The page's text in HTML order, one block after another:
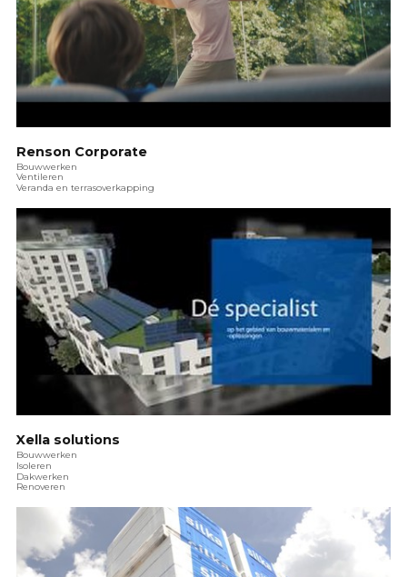
Renson Corporate
Bouwwerken
Ventileren
Veranda en terrasoverkapping
Xella solutions
Bouwwerken
Isoleren
Dakwerken
Renoveren